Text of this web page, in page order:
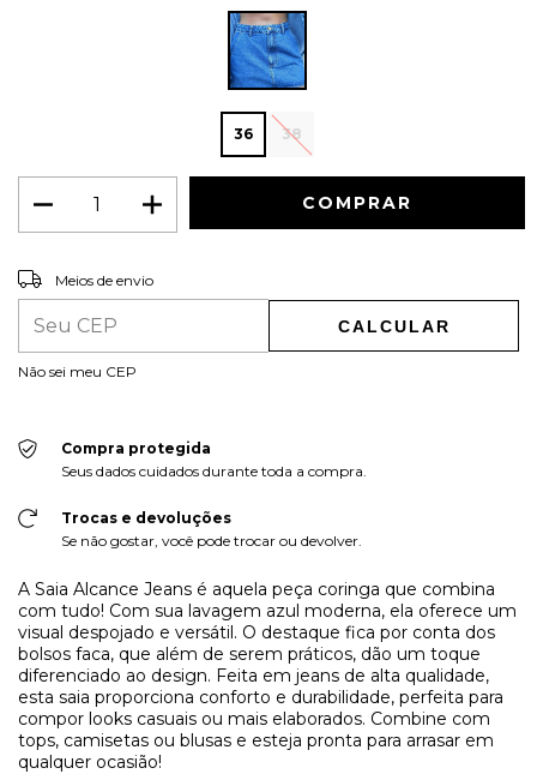
36 38
Entregas para o CEP:
Meios de envio
CALCULAR
Não sei meu CEP
Compra protegida
Seus dados cuidados durante toda a compra.
Trocas e devoluções
Se não gostar, você pode trocar ou devolver.
A Saia Alcance Jeans é aquela peça coringa que combina
com tudo! Com sua lavagem azul moderna, ela oferece um
visual despojado e versátil. O destaque fica por conta dos
bolsos faca, que além de serem práticos, dão um toque
diferenciado ao design. Feita em jeans de alta qualidade,
esta saia proporciona conforto e durabilidade, perfeita para
compor looks casuais ou mais elaborados. Combine com
tops, camisetas ou blusas e esteja pronta para arrasar em
qualquer ocasião!